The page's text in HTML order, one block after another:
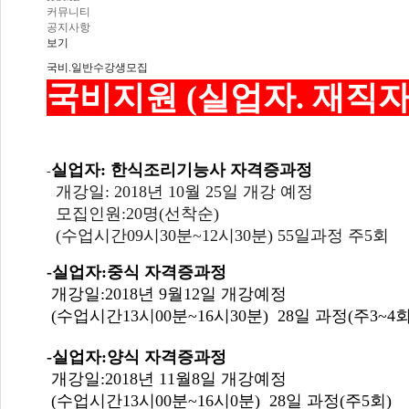
커뮤니티
공지사항
보기
국비.일반수강생모집
국비지원 (실업자. 재직
-실업자: 한식조리기능사 자격증과정
개강일: 2018년 10월 25일 개강 예정
모집인원:20명(선착순)
(수업시간09시30분~12시30분) 55일과정 주5회
-실업자:중식 자격증과정
개강일:2018년 9월12일 개강예정
(수업시간13시00분~16시30분) 28일 과정(주3~4
-실업자:양식 자격증과정
개강일:2018년 11월8일 개강예정
(수업시간13시00분~16시0분) 28일 과정(주5회)